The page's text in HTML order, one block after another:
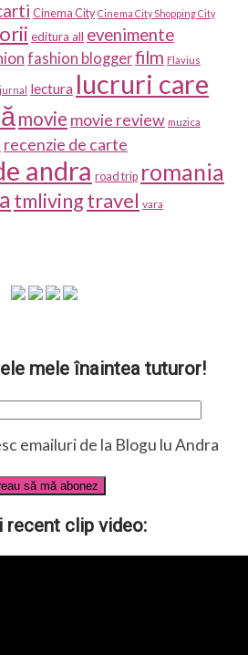
Cinema City Cinema City Shopping City
editura all evenimente
fashion bloggerfilm Flavius
jurnal lectura lucruri care
movie movie review muzica
recenzie de carte
andra road trip romania
tmlivingtravel vara
mele înaintea tuturor!
emailuri de la Blogu lu Andra
recent clip video: